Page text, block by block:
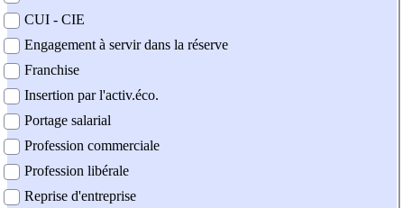
CUI - CIE
Engagement à servir dans la réserve
Franchise
Insertion par l'activ.éco.
Portage salarial
Profession commerciale
Profession libérale
Reprise d'entreprise